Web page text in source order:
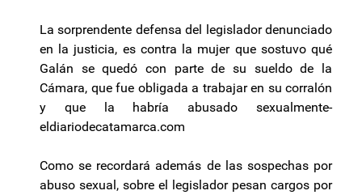
La sorprendente defensa del legislador denunciado
en la justicia, es contra la mujer que sostuvo qué
Galán se quedó con parte de su sueldo de la
Cámara, que fue obligada a trabajar en su corralón
y que la habría abusado sexualmente-
eldiariodecatamarca.com
Como se recordará además de las sospechas por
abuso sexual, sobre el legislador pesan cargos por